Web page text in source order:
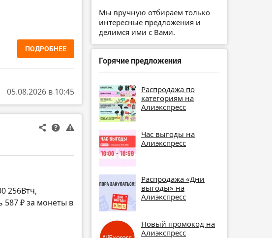
ПОДРОБНЕЕ
05.08.2026 в 10:45
256Втч,
587 ₽ за монеты в
Мы вручную отбираем только
интересные предложения и
делимся ими с Вами.
Горячие предложения
Распродажа по
категориям на
Алиэкспресс
Час выгоды на
Алиэкспресс
Распродажа «Дни
выгоды» на
Алиэкспресс
Новый промокод на
Алиэкспресс